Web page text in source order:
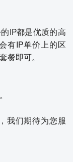
IP都是优质的高
有IP单价上的区
餐即可。
我们期待为您服